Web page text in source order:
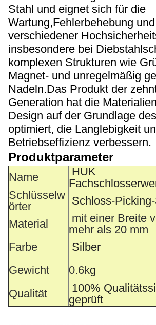
Stahl und eignet sich für die
Wartung,Fehlerbehebung
verschiedener
insbesondere bei
komplexen Strukturen wie
Magnet- und unregelmäßig
Nadeln.Das Produkt der
Generation hat die
Design auf der Grundlage
optimiert, die Langlebigkeit
Betriebseffizienz verbessern.
Produktparameter
Name
HUK
Schlüsselw
örter
Schloss-
Material
mit einer Breite
mehr als 20 mm
Farbe
Silber
Gewicht
0.6kg
Qualität
100%
geprüft